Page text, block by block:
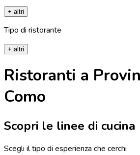
+ altri
Tipo di ristorante
+ altri
Ristoranti a
Como
Scopri le linee di cucina
Scegli il tipo di esperienza che cerchi